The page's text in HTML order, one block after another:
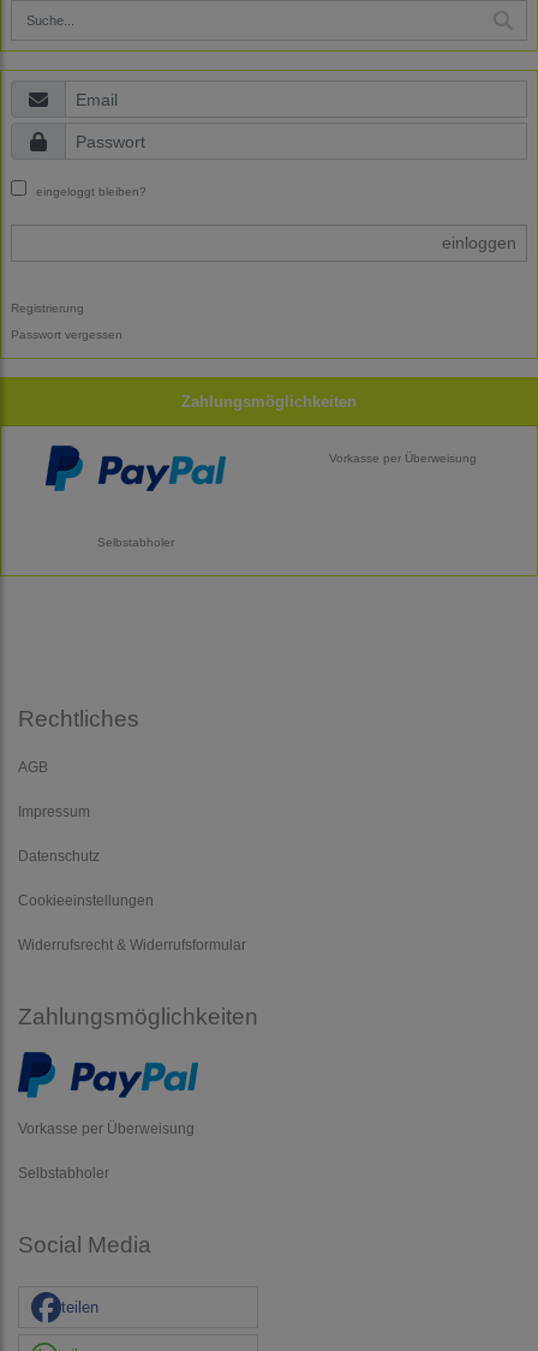
eingeloggt bleiben?
einloggen
Registrierung
Passwort vergessen
Zahlungsmöglichkeiten
Vorkasse per Überweisung
Selbstabholer
Rechtliches
AGB
Impressum
Datenschutz
Cookieeinstellungen
Widerrufsrecht & Widerrufsformular
Zahlungsmöglichkeiten
Vorkasse per Überweisung
Selbstabholer
Social Media
teilen